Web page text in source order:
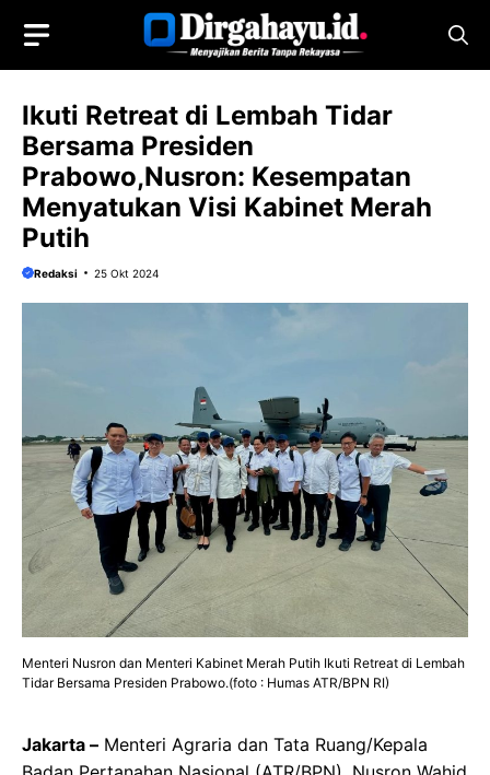
isi
Ikuti Retreat di Lembah Tidar
Bersama Presiden
Prabowo,Nusron: Kesempatan
Menyatukan Visi Kabinet Merah
Putih
Redaksi 25 Okt 2024
Menteri Nusron dan Menteri Kabinet Merah Putih Ikuti Retreat di Lembah
Tidar Bersama Presiden Prabowo.(foto : Humas ATR/BPN RI)
Jakarta – Menteri Agraria dan Tata Ruang/Kepala